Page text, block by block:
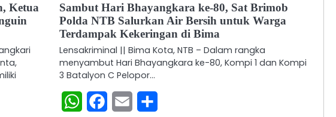
Ketua
Sambut Hari Bhayangkara ke-80, Sat Brimob
Polda NTB Salurkan Air Bersih untuk Warga
Terdampak Kekeringan di Bima
Lensakriminal || Bima Kota, NTB – Dalam rangka
menyambut Hari Bhayangkara ke-80, Kompi 1 dan Kompi
3 Batalyon C Pelopor…
WhatsAppFacebook
Email